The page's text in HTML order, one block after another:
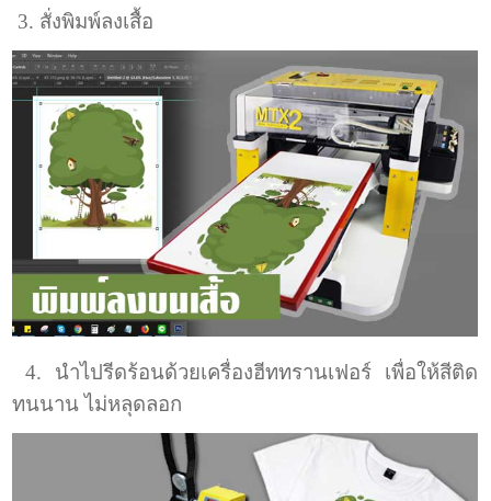
3. สั่งพิมพ์ลงเสื้อ
4. นำไปรีดร้อนด้วยเครื่องฮีททรานเฟอร์ เพื่อให้สีติด
ทนนาน ไม่หลุดลอก